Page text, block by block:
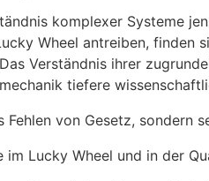
komplexer Systeme
Wheel antreiben, finden
Verständnis ihrer
tiefere
Fehlen von Gesetz, sondern
im Lucky Wheel und in der